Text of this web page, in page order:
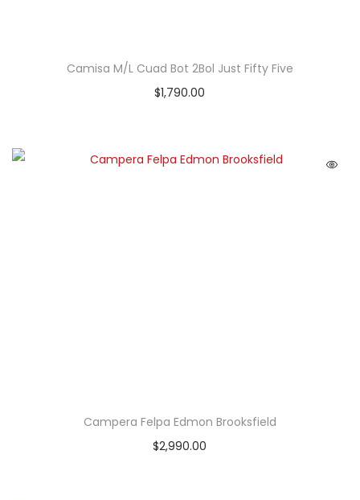
Camisa M/L Cuad Bot 2Bol Just Fifty Five
$1,790.00
Campera Felpa Edmon Brooksfield
$2,990.00